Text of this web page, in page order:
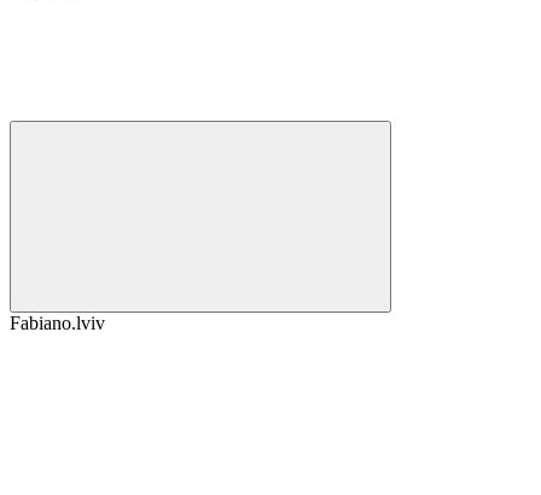
Fabiano.lviv